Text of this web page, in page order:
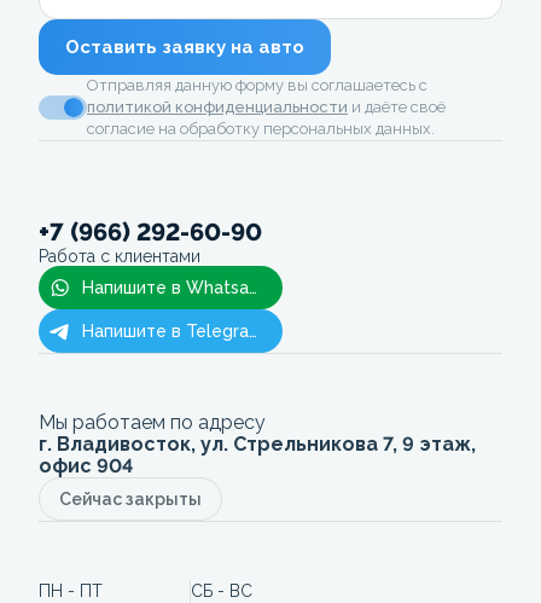
Оставить заявку на авто
Отправляя данную форму вы соглашаетесь с
политикой конфиденциальности и даёте своё
согласие на обработку персональных данных.
+7 (966) 292-60-90
Работа с клиентами
Напишите в Whatsapp
Напишите в Telegram
Мы работаем по адресу
г. Владивосток, ул. Стрельникова 7, 9 этаж,
офис 904
Сейчас закрыты
ПН - ПТ
СБ - ВС